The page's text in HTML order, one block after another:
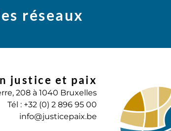
réseaux
justice et paix
208 à 1040 Bruxelles
Tél : +32 (0) 2 896 95 00
info@justicepaix.be